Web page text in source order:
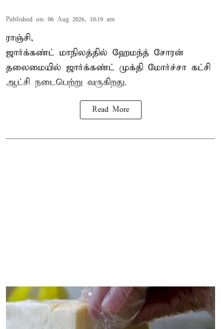
Published on: 06 Aug 2026, 10:19 am
ராஞ்சி,
ஜார்க்கண்ட் மாநிலத்தில் ஹேமந்த் சோரன்
தலைமையில் ஜார்க்கண்ட் முக்தி மோர்ச்சா கட்சி
ஆட்சி நடைபெற்று வருகிறது.
Read More